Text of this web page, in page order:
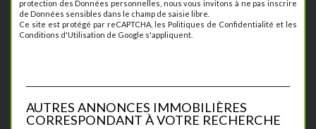
protection des Données personnelles, nous vous invitons à ne pas inscrire
de Données sensibles dans le champ de saisie libre.
Ce site est protégé par reCAPTCHA, les Politiques de Confidentialité et les
Conditions d'Utilisation de Google s'appliquent.
AUTRES ANNONCES IMMOBILIÈRES
CORRESPONDANT À VOTRE RECHERCHE